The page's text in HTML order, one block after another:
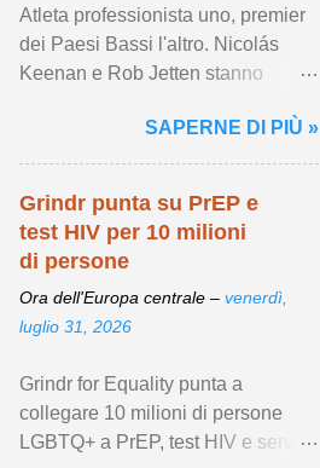
Atleta professionista uno, premier
dei Paesi Bassi l'altro. Nicolás
Keenan e Rob Jetten stanno
visibilità LGBTQIA+. Visualizza
articolo ...
SAPERNE DI PIÙ »
Grindr punta su PrEP e
test HIV per 10 milioni
di persone
Ora dell'Europa centrale – venerdì,
luglio 31, 2026
Grindr for Equality punta a
collegare 10 milioni di persone
LGBTQ+ a PrEP, test HIV e servizi